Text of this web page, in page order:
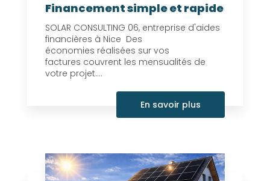
Financement simple et rapide
SOLAR CONSULTING 06, entreprise d'aides
financières à Nice Des
économies réalisées sur vos
factures couvrent les mensualités de
votre projet....
En savoir plus